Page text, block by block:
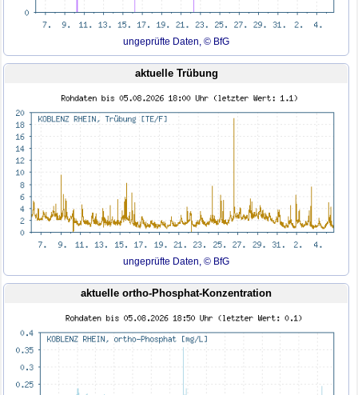
ungeprüfte Daten, © BfG
aktuelle Trübung
ungeprüfte Daten, © BfG
aktuelle ortho-Phosphat-Konzentration